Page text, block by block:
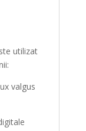
utilizat
valgus